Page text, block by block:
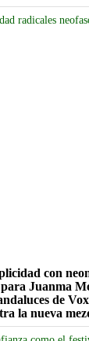
con
Juanma
de
la nueva